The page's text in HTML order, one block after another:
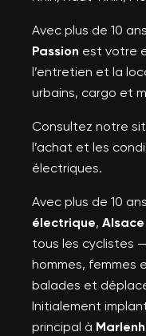
Ajouter à ma liste
add_circle_outline
Créer une liste
Créer une
((confirmMessage))
Connexion
votre liste d'envies.
Avec plus de 10
Passion est votre
l’entretien et la
urbains, cargo et
Consultez notre
l’achat et les
électriques.
Avec plus de 10
électrique, Alsace
tous les cyclistes
hommes, femmes
balades et
Initialement
principal à